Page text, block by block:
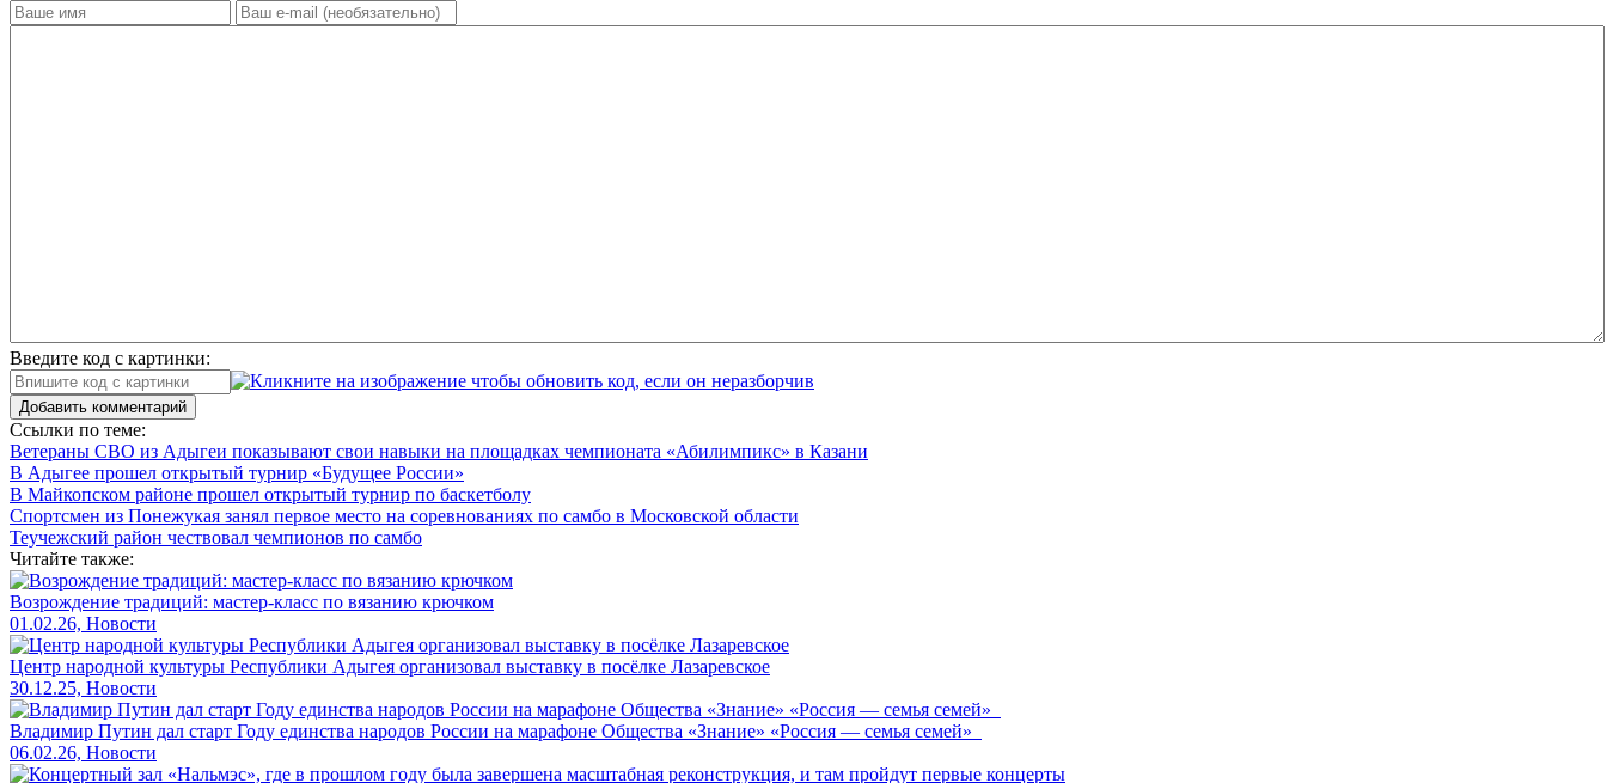
Введите код с картинки:
Добавить комментарий
Ссылки по теме:
Ветераны СВО из Адыгеи показывают свои навыки на площадках чемпионата «Абилимпикс» в Казани
В Адыгее прошел открытый турнир «Будущее России»
В Майкопском районе прошел открытый турнир по баскетболу
Спортсмен из Понежукая занял первое место на соревнованиях по самбо в Московской области
Теучежский район чествовал чемпионов по самбо
Читайте также:
Возрождение традиций: мастер-класс по вязанию крючком
01.02.26, Новости
Центр народной культуры Республики Адыгея организовал выставку в посёлке Лазаревское
30.12.25, Новости
Владимир Путин дал старт Году единства народов России на марафоне Общества «Знание» «Россия — семья семей»
06.02.26, Новости